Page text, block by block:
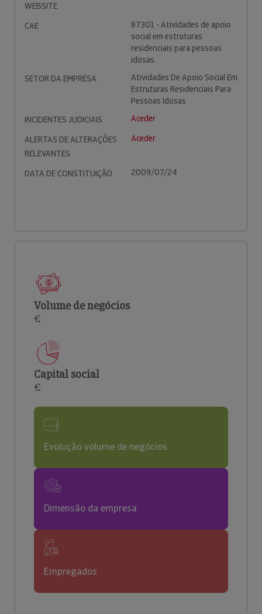
WEBSITE
CAE
87301 - Atividades de apoio
social em estruturas
residenciais para pessoas
idosas
SETOR DA EMPRESA
Atividades De Apoio Social Em
Estruturas Residenciais Para
Pessoas Idosas
INCIDENTES JUDICIAIS
Aceder
ALERTAS DE ALTERAÇÕES
RELEVANTES
Aceder
DATA DE CONSTITUIÇÃO 2009/07/24
Volume de negócios
€
Capital social
€
Evolução volume de negócios
Dimensão da empresa
Empregados